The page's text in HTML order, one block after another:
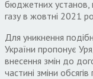
бюджетних установ,
газу в жовтні 2021
Для уникнення
України пропонує
внесення змін до
частині зміни